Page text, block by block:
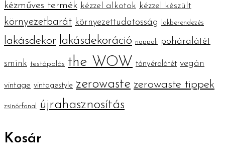
kézműves termék kézzel alkotok kézzel készült
környezetbarát környezettudatosság lakberendezés
lakásdekor lakásdekoráció nappali poháralátét
smink testápolás the WOW tányéralátét vegán
vintage vintagestyle zerowaste zerowaste tippek
zsinórfonal újrahasznosítás
Kosár